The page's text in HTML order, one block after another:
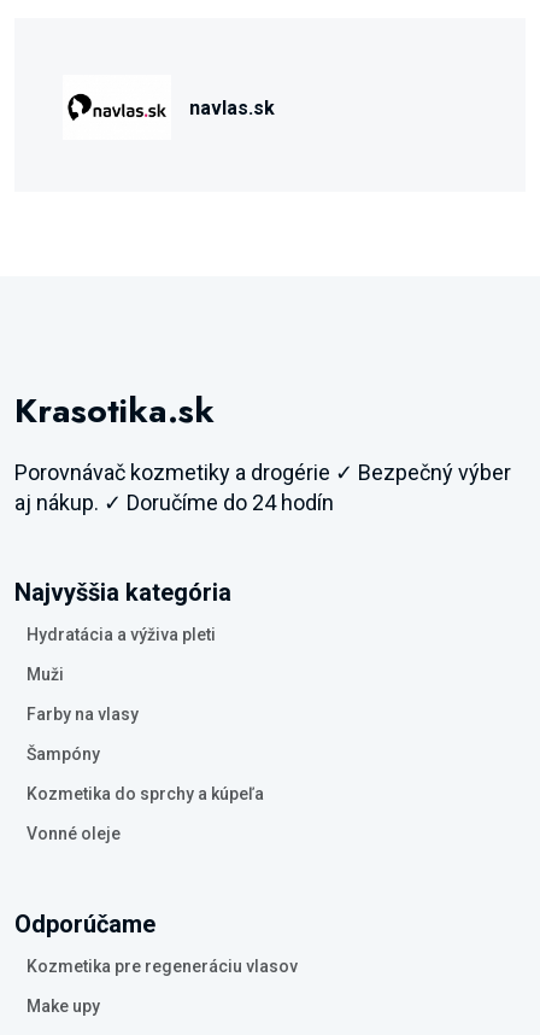
navlas.sk
Krasotika.sk
Porovnávač kozmetiky a drogérie ✓ Bezpečný výber
aj nákup. ✓ Doručíme do 24 hodín
Najvyššia kategória
Hydratácia a výživa pleti
Muži
Farby na vlasy
Šampóny
Kozmetika do sprchy a kúpeľa
Vonné oleje
Odporúčame
Kozmetika pre regeneráciu vlasov
Make upy